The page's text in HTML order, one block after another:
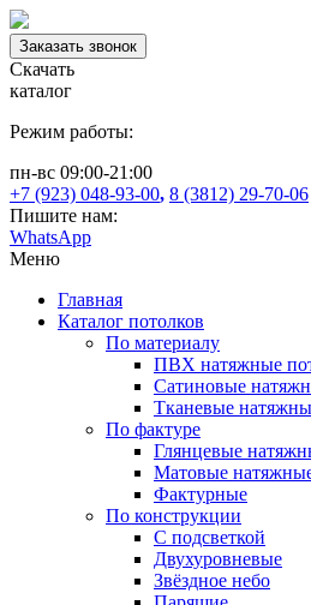
Заказать звонок
Скачать
каталог
Режим работы:
пн-вс 09:00-21:00
+7 (923) 048-93-00, 8 (3812) 29-70-06
Пишите нам:
WhatsApp
Меню
Главная
Каталог потолков
По материалу
ПВХ натяжные
Сатиновые
Тканевые
По фактуре
Глянцевые
Матовые
Фактурные
По конструкции
С подсветкой
Двухуровневые
Звёздное небо